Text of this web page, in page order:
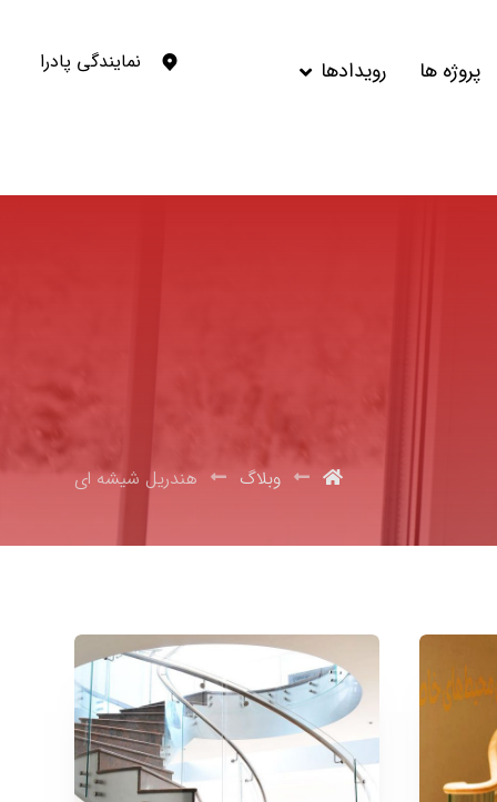
پروژه ها رویدادها نمایندگی پادرا
وبلاگ هندریل شیشه ای